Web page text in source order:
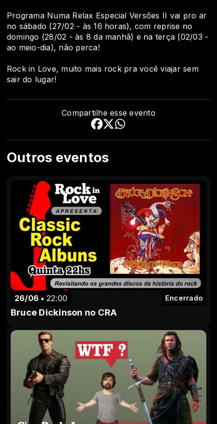
Programa Numa Relax Especial Versões II vai pro ar
no sábado (27/02 - às 16 horas), com reprise no
domingo (28/02 - às 8 da manhã) e na terça (02/03 -
ao meio-dia), não perca!
Rock in Love, muito mais rock pra você viajar sem
sair do lugar!
Outros eventos
26/06 22:00 Encerrado
Bruce Dickinson no CRA
Compartilhe esse evento